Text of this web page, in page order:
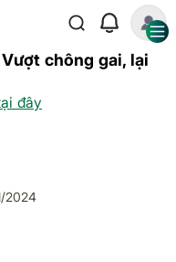
chông gai, lại
đây
2024